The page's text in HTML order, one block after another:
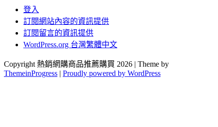
登入
訂閱網站內容的資訊提供
訂閱留言的資訊提供
WordPress.org 台灣繁體中文
Copyright 熱銷網購商品推薦購買 2026 | Theme by
ThemeinProgress | Proudly powered by WordPress